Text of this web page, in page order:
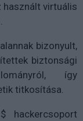
virtuális
bizonyult,
biztonsági
így
titkosítása.
hackercsoport